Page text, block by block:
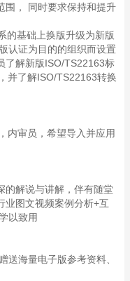
围， 同时要求保持和提升
的基础上换版升级为新版
认证为目的的组织而设置
了解新版ISO/TS22163标
并了解ISO/TS22163转换
内审员，希望导入并应用
的解说与讲解，伴有随堂
业图文视频案例分析+互
以致用
送海量电子版参考资料、